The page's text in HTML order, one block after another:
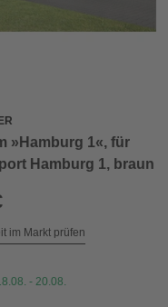
»Hamburg 1«, für
Hamburg 1, braun
im Markt prüfen
- 20.08.